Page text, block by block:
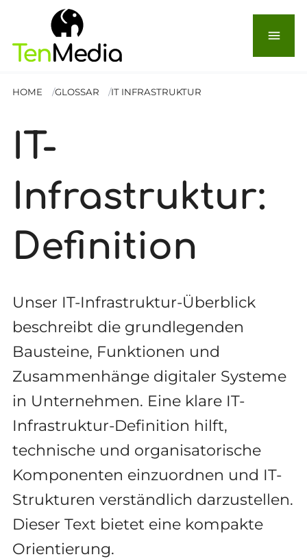
menu
HOME GLOSSAR IT INFRASTRUKTUR
IT-
Infrastruktur:
Definition
Unser IT-Infrastruktur-Überblick
beschreibt die grundlegenden
Bausteine, Funktionen und
Zusammenhänge digitaler Systeme
in Unternehmen. Eine klare IT-
Infrastruktur-Definition hilft,
technische und organisatorische
Komponenten einzuordnen und IT-
Strukturen verständlich darzustellen.
Dieser Text bietet eine kompakte
Orientierung.